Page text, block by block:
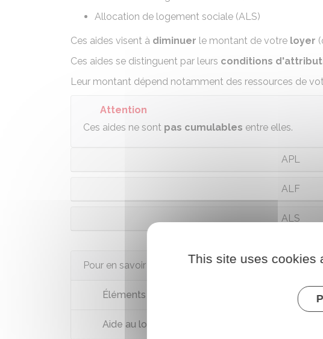
Allocation de logement sociale (ALS)
Ces aides visent à diminuer le montant de votre loyer
Ces aides se distinguent par leurs conditions
Leur montant dépend notamment des ressources de
Attention
Ces aides ne sont pas cumulables entre elles.
APL
ALF
ALS
Pour en savoir plus
Éléments de calcul des aides personnelles au
Aide au logement - Version "facile à lire et à
This site uses cookies